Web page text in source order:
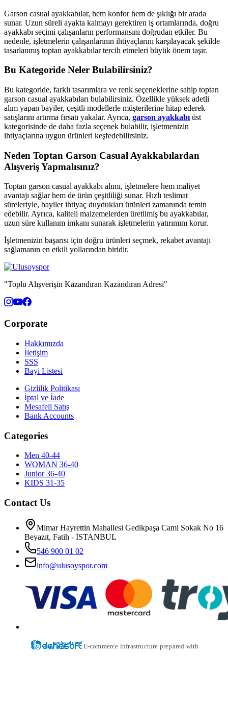
Garson casual ayakkabılar, hem konfor hem de şıklığı bir arada
sunar. Uzun süreli ayakta kalmayı gerektiren iş ortamlarında, doğru
ayakkabı seçimi çalışanların performansını doğrudan etkiler. Bu
nedenle, işletmelerin çalışanlarının ihtiyaçlarını karşılayacak şekilde
tasarlanmış toptan ayakkabılar tercih etmeleri büyük önem taşır.
Bu Kategoride Neler Bulabilirsiniz?
Bu kategoride, farklı tasarımlara ve renk seçeneklerine sahip toptan
garson casual ayakkabıları bulabilirsiniz. Özellikle yüksek adetli
alım yapan bayiler, çeşitli modellerle müşterilerine hitap ederek
satışlarını artırma fırsatı yakalar. Ayrıca, garson ayakkabı üst
kategorisinde de daha fazla seçenek bulabilir, işletmenizin
ihtiyaçlarına uygun ürünleri keşfedebilirsiniz.
Neden Toptan Garson Casual Ayakkabılardan
Alışveriş Yapmalısınız?
Toptan garson casual ayakkabı alımı, işletmelere hem maliyet
avantajı sağlar hem de ürün çeşitliliği sunar. Hızlı teslimat
süreleriyle, bayiler ihtiyaç duydukları ürünleri zamanında temin
edebilir. Ayrıca, kaliteli malzemelerden üretilmiş bu ayakkabılar,
uzun süre kullanım imkanı sunarak işletmelerin yatırımını korur.
İşletmenizin başarısı için doğru ürünleri seçmek, rekabet avantajı
sağlamanın en etkili yollarından biridir.
"Toplu Alışverişin Kazandıran Kazandıran Adresi"
Corporate
Hakkımızda
İletişim
SSS
Bayi Listesi
Gizlilik Politikası
İptal ve İade
Mesafeli Satış
Bank Accounts
Categories
Men 40-44
WOMAN 36-40
Junior 36-40
KIDS 31-35
Contact Us
Mimar Hayrettin Mahallesi Gedikpaşa Cami Sokak No 16
Beyazıt, Fatih - İSTANBUL
546 900 01 02
info@ulusoyspor.com
E-commerce infrastructure prepared with